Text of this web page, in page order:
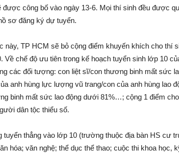
được công bố vào ngày 13-6. Mọi thí sinh đều được
sơ đăng ký dự tuyển.
này, TP HCM sẽ bỏ cộng điểm khuyến khích cho thí
Về chế độ ưu tiên trong kế hoạch tuyển sinh lớp 10
các đối tượng: con liệt sĩ/con thương binh mất sức
anh hùng lực lượng vũ trang/con của anh hùng lao
binh mất sức lao động dưới 81%…; cộng 1 điểm
dân tộc thiểu số.
tuyển thẳng vào lớp 10 (trường thuộc địa bàn HS cư
hóa; văn nghệ; thể dục thể thao; cuộc thi khoa học,